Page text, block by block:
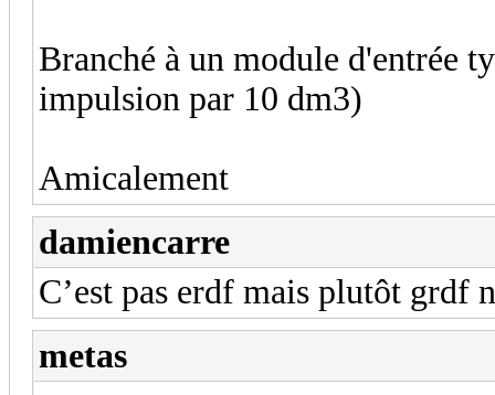
Branché à un module d'entrée
impulsion par 10 dm3)
Amicalement
damiencarre
C’est pas erdf mais plutôt grdf
metas